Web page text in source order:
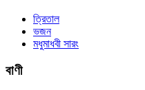
ত্রিতাল
ভজন
মধুমাধবী সারং
বাণী